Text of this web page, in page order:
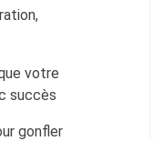
votre
succès
gonfler